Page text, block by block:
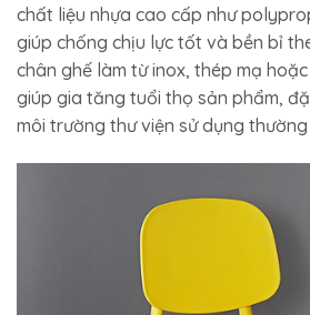
chất liệu nhựa cao cấp như
giúp chống chịu lực tốt và bền bỉ
chân ghế làm từ inox, thép mạ
giúp gia tăng tuổi thọ sản phẩm,
môi trường thư viện sử dụng thường